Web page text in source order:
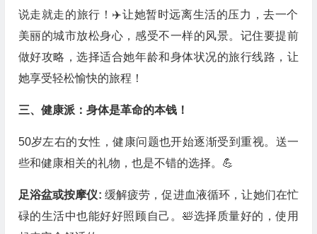
说走就走的旅行！✈️让她暂时远离生活的压力，去一个
美丽的城市放松身心，感受不一样的风景。记住要提前
做好攻略，选择适合她年龄和身体状况的旅行线路，让
她享受轻松愉快的旅程！
三、健康派：身体是革命的本钱！
50岁左右的女性，健康问题也开始逐渐受到重视。送一
些和健康相关的礼物，也是不错的选择。💪
足浴盆或按摩仪: 缓解疲劳，促进血液循环，让她们在忙
碌的生活中也能好好照顾自己。🛀选择质量好的，使用